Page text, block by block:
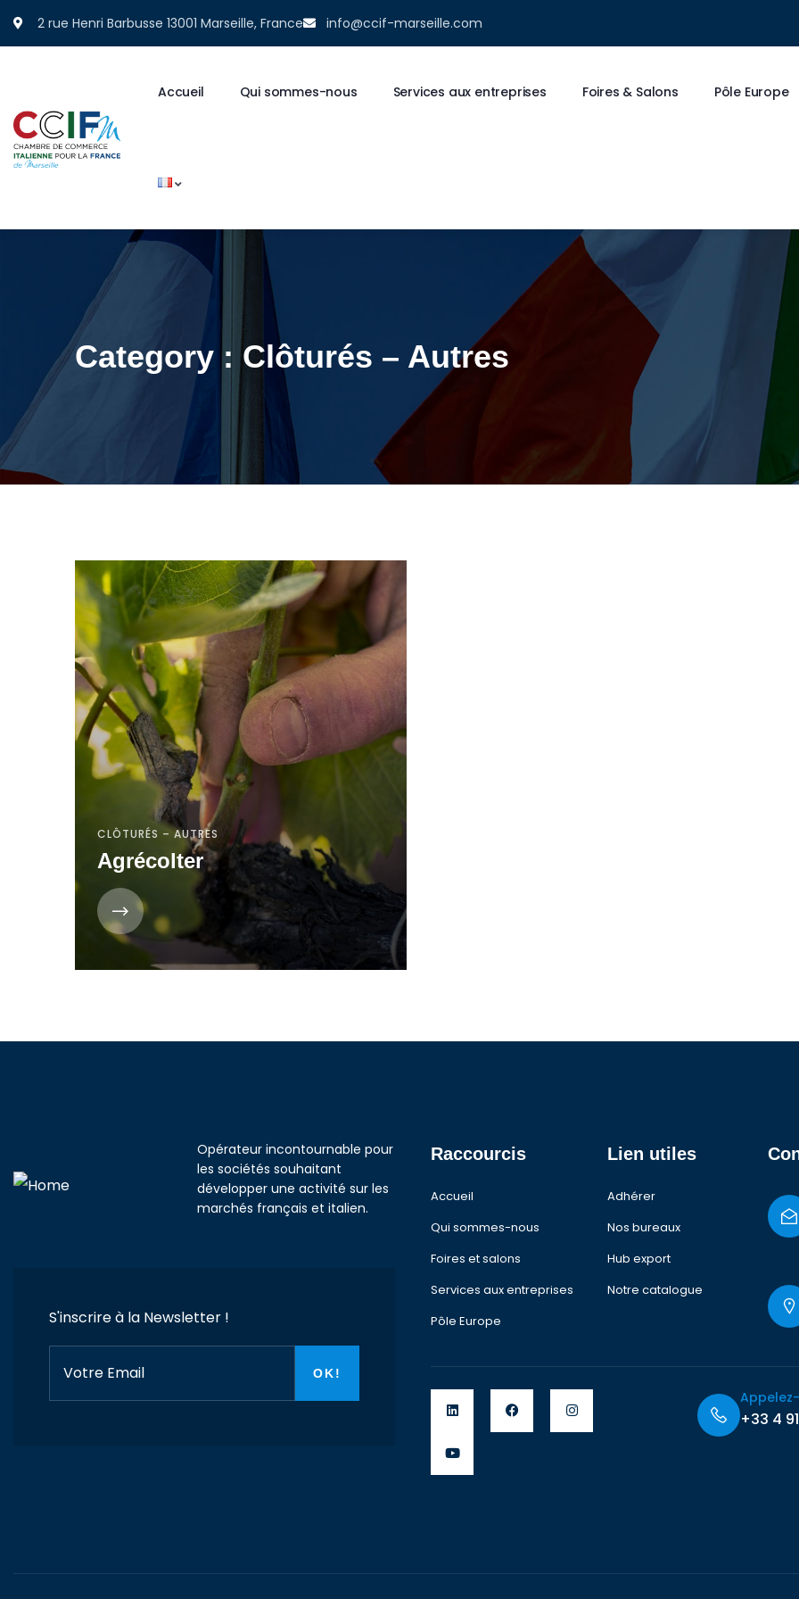
2 rue Henri Barbusse 13001 Marseille, France info@ccif-marseille.com
Accueil Qui sommes-nous Services aux entreprises Foires & Salons Pôle Europe
Category :Clôturés – Autres
CLÔTURÉS – AUTRES
Agrécolter
Opérateur incontournable pour
les sociétés souhaitant
développer une activité sur les
marchés français et italien.
S'inscrire à la Newsletter !
Raccourcis
Accueil
Qui sommes-nous
Foires et salons
Services aux entreprises
Pôle Europe
Lien utiles
Adhérer
Nos bureaux
Hub export
Notre catalogue
+33 4